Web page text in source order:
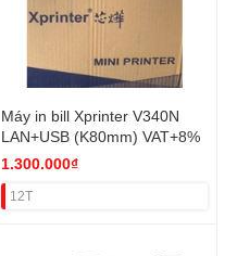
Máy in bill Xprinter V340N
LAN+USB (K80mm) VAT+8%
1.300.000₫
12T